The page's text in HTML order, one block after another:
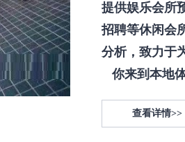
提供娱乐会所
招聘等休闲会
分析，致力于
你来到本地
查看详情>>